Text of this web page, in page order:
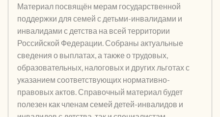
Материал посвящён мерам государственной
поддержки для семей с детьми-инвалидами и
инвалидами с детства на всей территории
Российской Федерации. Собраны актуальные
сведения о выплатах, а также о трудовых,
образовательных, налоговых и других льготах с
указанием соответствующих нормативно-
правовых актов. Справочный материал будет
полезен как членам семей детей-инвалидов и